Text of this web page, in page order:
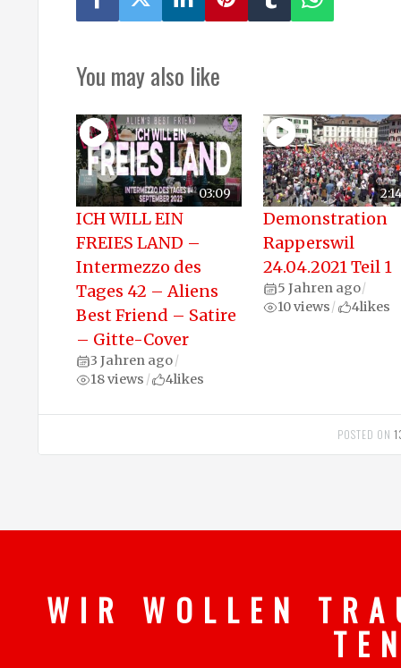
You may also like
03:09
ICH WILL EIN
FREIES LAND –
Intermezzo des
Tages 42 – Aliens
Best Friend – Satire
– Gitte-Cover
3 Jahren ago/
18 views / 4likes
Demonstration
Rapperswil
24.04.2021 Teil 1
5 Jahren ago/
10 views/ 4likes
POSTED ON
W I R W O L L E N T R
T E